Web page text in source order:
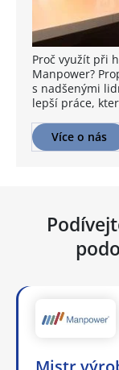
Proč využít při
Manpower?
s nadšenými
lepší práce,
Více o nás